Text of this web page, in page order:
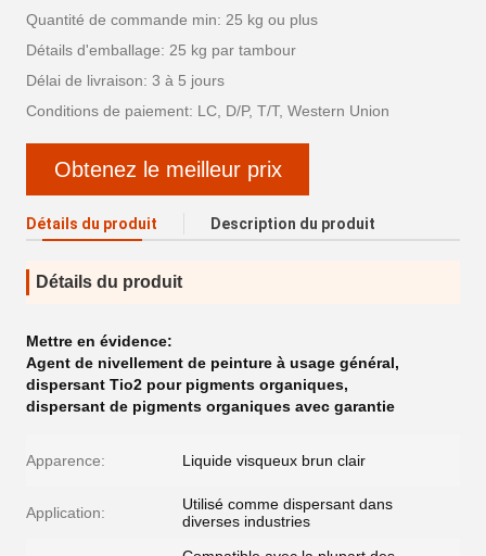
Quantité de commande min: 25 kg ou plus
Détails d'emballage: 25 kg par tambour
Délai de livraison: 3 à 5 jours
Conditions de paiement: LC, D/P, T/T, Western Union
Obtenez le meilleur prix
Détails du produit Description du produit
Détails du produit
Mettre en évidence:
Agent de nivellement de peinture à usage général,
dispersant Tio2 pour pigments organiques,
dispersant de pigments organiques avec garantie
Apparence: Liquide visqueux brun clair
Application:
Utilisé comme dispersant dans
diverses industries